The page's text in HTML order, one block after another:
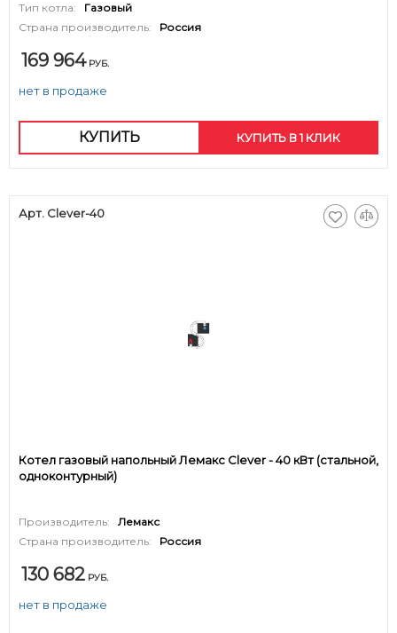
Тип котла:
Газовый
Страна производитель:
Россия
169 964 РУБ.
нет в продаже
КУПИТЬ КУПИТЬ В 1 КЛИК
Арт. Clever-40
Котел газовый напольный Лемакс Clever - 40 кВт (стальной,
одноконтурный)
Производитель:
Лемакс
Страна производитель:
Россия
130 682 РУБ.
нет в продаже